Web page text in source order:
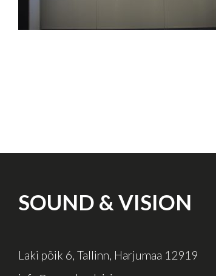
SOUND & VISION
Laki põik 6, Tallinn, Harjumaa 12919